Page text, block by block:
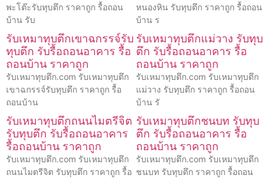
พะโต๊ะรับทุบตึก ราคาถูก รื้อถอน
บ้าน รับ
หนองหิน รับทุบตึก ราคาถูก รื้อถอน
บ้าน ร
รับเหมาทุบตึกเขาฉกรรจ์รับ
ทุบตึก รับรื้อถอนอาคาร รื้อ
ถอนบ้าน ราคาถูก
รับเหมาทุบตึก.com รับเหมาทุบตึก
เขาฉกรรจ์รับทุบตึก ราคาถูก รื้อ
ถอนบ้าน
รับเหมาทุบตึกแม่วาง รับทุบ
ตึก รับรื้อถอนอาคาร รื้อ
ถอนบ้าน ราคาถูก
รับเหมาทุบตึก.com รับเหมาทุบตึก
แม่วาง รับทุบตึก ราคาถูก รื้อถอน
บ้าน รั
รับเหมาทุบตึกถนนไมตรีจิต
รับทุบตึก รับรื้อถอนอาคาร
รื้อถอนบ้าน ราคาถูก
รับเหมาทุบตึก.com รับเหมาทุบตึก
ถนนไมตรีจิต รับทุบตึก ราคาถูก รื้อ
รับเหมาทุบตึกชนบท รับทุบ
ตึก รับรื้อถอนอาคาร รื้อ
ถอนบ้าน ราคาถูก
รับเหมาทุบตึก.com รับเหมาทุบตึก
ชนบท รับทุบตึก ราคาถูก รื้อถอน